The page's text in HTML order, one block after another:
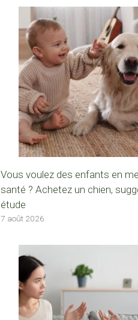
Vous voulez des enfants en
santé ? Achetez un chien,
étude
7 août 2026